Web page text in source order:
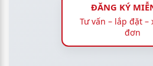
ĐĂNG KÝ
Tư vấn – lắp đặt –
đơn